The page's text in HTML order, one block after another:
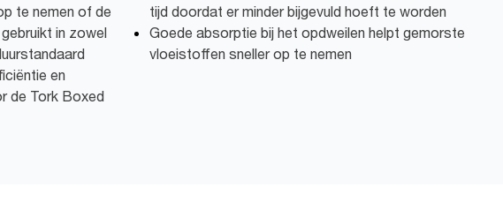
te nemen of de
in zowel
en
de Tork Boxed
tijd doordat er minder bijgevuld hoeft te worden
Goede absorptie bij het opdweilen helpt gemorste
vloeistoffen sneller op te nemen